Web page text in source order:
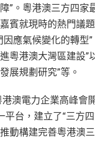
”。粵港澳三方四家
賓就現時的熱門議
應氣候變化的轉型”
粵港澳大灣區建設”
展規劃研究”等。
澳電力企業高峰會
平台，建立了“三方
動構建完善粵港澳